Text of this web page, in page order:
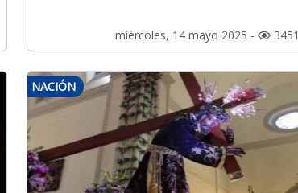
miércoles, 14 mayo 2025 - 3451
NACIÓN